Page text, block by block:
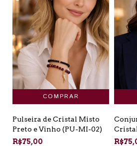
Pulseira de Cristal Misto
Preto e Vinho (PU-MI-02)
R$75,00